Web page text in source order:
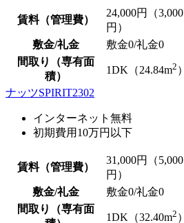
賃料（管理費）
24,000円（3,000
円）
敷金/礼金 敷金0/礼金0
間取り（専有面
積）
1DK（24.84m2 ）
ナッツSPIRIT2302
インターネット無料
初期費用10万円以下
賃料（管理費）
31,000円（5,000
円）
敷金/礼金 敷金0/礼金0
間取り（専有面
1DK（32.40m2 ）